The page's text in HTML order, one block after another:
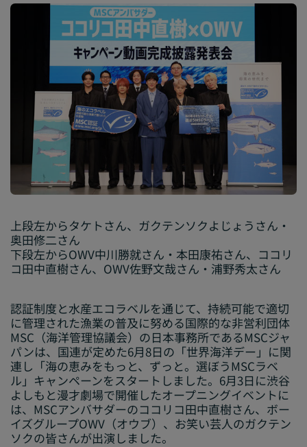
上段左からタケトさん、ガクテンソクよじょうさん・
奥田修二さん
下段左からOWV中川勝就さん・本田康祐さん、ココリ
コ田中直樹さん、OWV佐野文哉さん・浦野秀太さん
認証制度と水産エコラベルを通じて、持続可能で適切
に管理された漁業の普及に努める国際的な非営利団体
MSC（海洋管理協議会）の日本事務所であるMSCジャ
パンは、国連が定めた6月8日の「世界海洋デー」に関
連し「海の恵みをもっと、ずっと。選ぼうMSCラベ
ル」キャンペーンをスタートしました。6月3日に渋谷
よしもと漫才劇場で開催したオープニングイベントに
は、MSCアンバサダーのココリコ田中直樹さん、ボー
イズグループOWV（オウブ）、お笑い芸人のガクテン
ソクの皆さんが出演しました。